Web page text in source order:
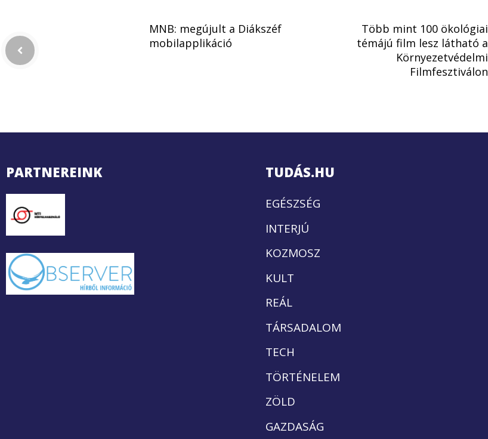
MNB: megújult a Diákszéf
mobilapplikáció
Több mint 100 ökológiai
témájú film lesz látható a
Környezetvédelmi
Filmfesztiválon
PARTNEREINK TUDÁS.HU
EGÉSZSÉG
INTERJÚ
KOZMOSZ
KULT
REÁL
TÁRSADALOM
TECH
TÖRTÉNELEM
ZÖLD
GAZDASÁG